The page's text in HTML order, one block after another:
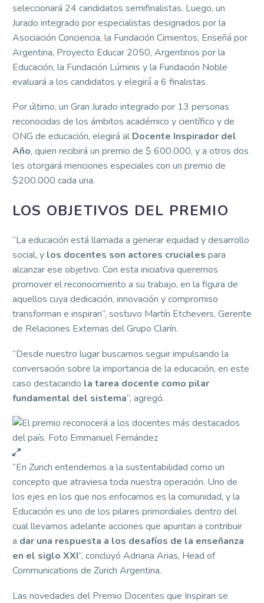
seleccionará 24 candidatos semifinalistas. Luego, un
Jurado integrado por especialistas designados por la
Asociación Conciencia, la Fundación Cimientos, Enseñá por
Argentina, Proyecto Educar 2050, Argentinos por la
Educación, la Fundación Lúminis y la Fundación Noble
evaluará a los candidatos y elegirá́ a 6 finalistas.
Por último, un Gran Jurado integrado por 13 personas
reconocidas de los ámbitos académico y científico y de
ONG de educación, elegirá al Docente Inspirador del
Año, quien recibirá un premio de $ 600.000, y a otros dos
les otorgará menciones especiales con un premio de
$200.000 cada una.
LOS OBJETIVOS DEL PREMIO
“La educación está llamada a generar equidad y desarrollo
social, y los docentes son actores cruciales para
alcanzar ese objetivo. Con esta iniciativa queremos
promover el reconocimiento a su trabajo, en la figura de
aquellos cuya dedicación, innovación y compromiso
transforman e inspiran”, sostuvo Martín Etchevers, Gerente
de Relaciones Externas del Grupo Clarín.
“Desde nuestro lugar buscamos seguir impulsando la
conversación sobre la importancia de la educación, en este
caso destacando la tarea docente como pilar
fundamental del sistema”, agregó.
“En Zurich entendemos a la sustentabilidad como un
concepto que atraviesa toda nuestra operación. Uno de
los ejes en los que nos enfocamos es la comunidad, y la
Educación es uno de los pilares primordiales dentro del
cual llevamos adelante acciones que apuntan a contribuir
a dar una respuesta a los desafíos de la enseñanza
en el siglo XXI”, concluyó Adriana Arias, Head of
Communications de Zurich Argentina.
Las novedades del Premio Docentes que Inspiran se